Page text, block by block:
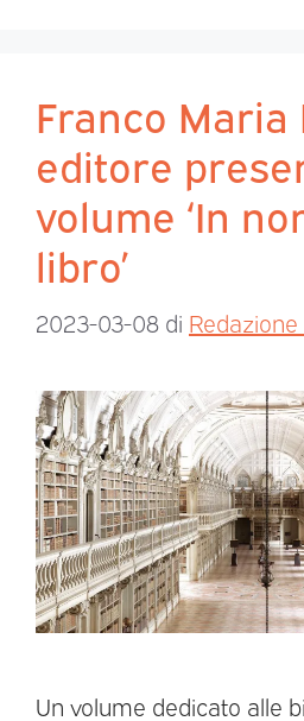
Franco Maria
editore
volume ‘In
libro’
2023-03-08 di
Un volume dedicato alle